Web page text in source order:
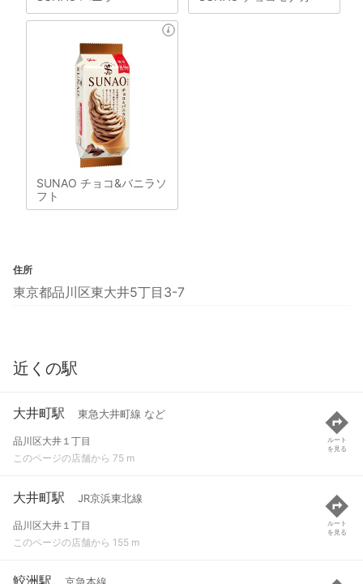
SUNAO チョコ&バニラソ
フト
住所
東京都品川区東大井5丁目3-7
近くの駅
大井町駅 東急大井町線 など
品川区大井１丁目
このページの店舗から 75 m
ルート
を見る
大井町駅 JR京浜東北線
品川区大井１丁目
このページの店舗から 155 m
ルート
を見る
鮫洲駅